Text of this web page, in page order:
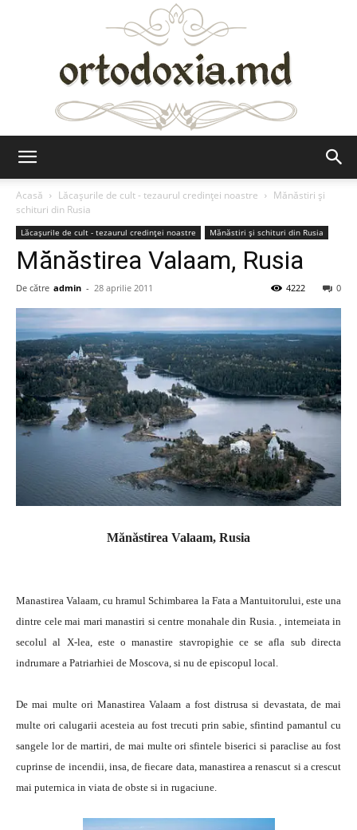
Acasă
Lăcaşurile de cult - tezaurul credinţei noastre
Mănăstiri şi
schituri din Rusia
Lăcaşurile de cult - tezaurul credinţei noastre Mănăstiri şi schituri din Rusia
Mănăstirea Valaam, Rusia
De către admin - 28 aprilie 2011 0
4222
Mănăstirea Valaam, Rusia
Manastirea Valaam, cu hramul Schimbarea la Fata a Mantuitorului, este una
dintre cele mai mari manastiri si centre monahale din Rusia. , intemeiata in
secolul al X-lea, este o manastire stavropighie ce se afla sub directa
indrumare a Patriarhiei de Moscova, si nu de episcopul local.
De mai multe ori Manastirea Valaam a fost distrusa si devastata, de mai
multe ori calugarii acesteia au fost trecuti prin sabie, sfintind pamantul cu
sangele lor de martiri, de mai multe ori sfintele biserici si paraclise au fost
cuprinse de incendii, insa, de fiecare data, manastirea a renascut si a crescut
mai puternica in viata de obste si in rugaciune.